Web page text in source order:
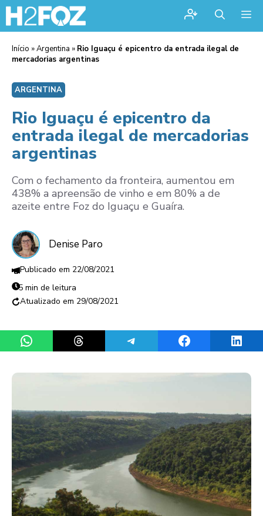
Início »Argentina » Rio Iguaçu é epicentro da entrada ilegal de
mercadorias argentinas
ARGENTINA
Rio Iguaçu é epicentro da
entrada ilegal de mercadorias
argentinas
Com o fechamento da fronteira, aumentou em
438% a apreensão de vinho e em 80% a de
azeite entre Foz do Iguaçu e Guaíra.
Denise Paro
22/08/2021
5 min de leitura
29/08/2021
Share on WhatsAppShare on ThreadsShare on TelegramShare on Facebook